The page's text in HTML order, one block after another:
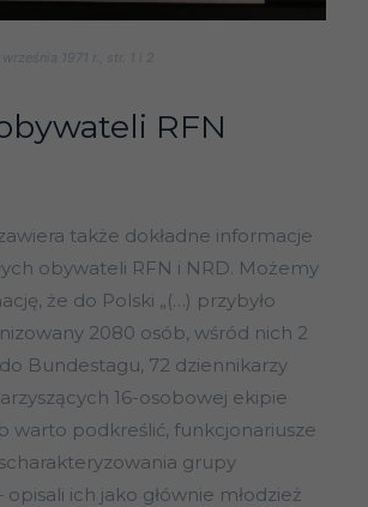
1971 r., str. 1 i 2
RFN
także dokładne informacje
obywateli RFN i NRD. Możemy
że do Polski „(…) przybyło
2080 osób, wśród nich 2
Bundestagu, 72 dziennikarzy
16-osobowej ekipie
warto podkreślić, funkcjonariusze
grupy
ich jako głównie młodzież